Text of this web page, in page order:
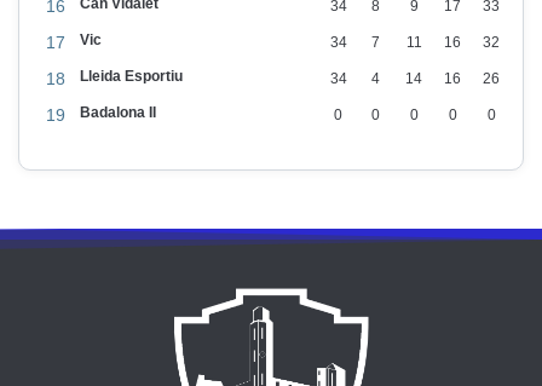
16 Can Vidalet 34 8 9 17 33
17 Vic 34 7 11 16 32
18 Lleida Esportiu 34 4 14 16 26
19 Badalona II 0 0 0 0 0